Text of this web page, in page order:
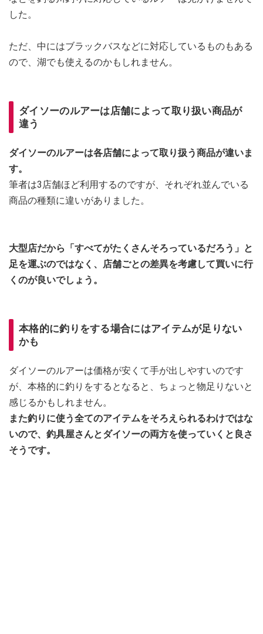
した。
ただ、中にはブラックバスなどに対応しているものもある
ので、湖でも使えるのかもしれません。
ダイソーのルアーは店舗によって取り扱い商品が
違う
ダイソーのルアーは各店舗によって取り扱う商品が違いま
す。
筆者は3店舗ほど利用するのですが、それぞれ並んでいる
商品の種類に違いがありました。
大型店だから「すべてがたくさんそろっているだろう」と
足を運ぶのではなく、店舗ごとの差異を考慮して買いに行
くのが良いでしょう。
本格的に釣りをする場合にはアイテムが足りない
かも
ダイソーのルアーは価格が安くて手が出しやすいのです
が、本格的に釣りをするとなると、ちょっと物足りないと
感じるかもしれません。
また釣りに使う全てのアイテムをそろえられるわけではな
いので、釣具屋さんとダイソーの両方を使っていくと良さ
そうです。